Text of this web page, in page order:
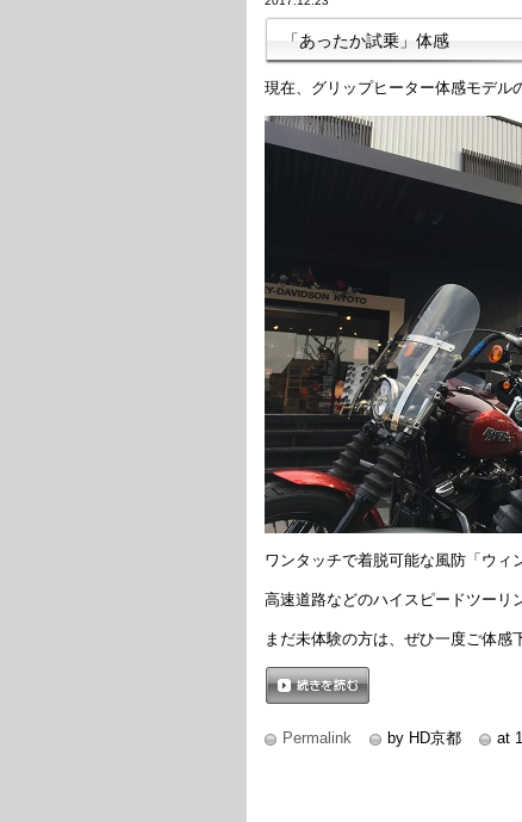
「あったか試乗」体感
現在、グリップヒーター体感モデル
ワンタッチで着脱可能な風防「ウィ
高速道路などのハイスピードツーリ
まだ未体験の方は、ぜひ一度ご体感
Permalink
by HD京都 at